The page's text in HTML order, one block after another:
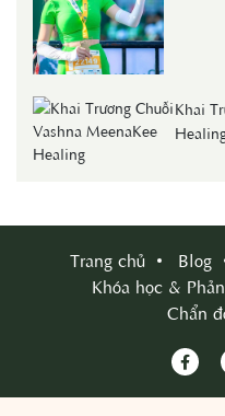
Khai
Trang chủ Blog
Khóa học &
Chẩn